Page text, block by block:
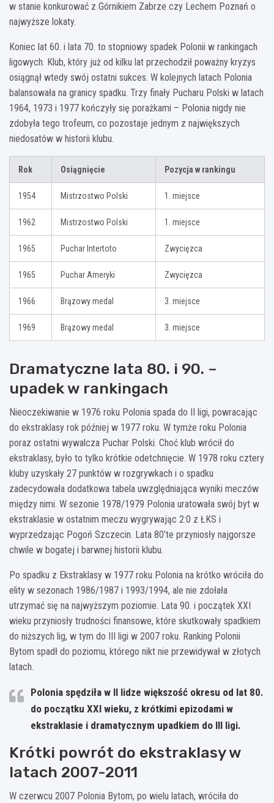
w stanie konkurować z Górnikiem Zabrze czy Lechem Poznań o
najwyższe lokaty.
Koniec lat 60. i lata 70. to stopniowy spadek Polonii w rankingach
ligowych. Klub, który już od kilku lat przechodził poważny kryzys
osiągnął wtedy swój ostatni sukces. W kolejnych latach Polonia
balansowała na granicy spadku. Trzy finały Pucharu Polski w latach
1964, 1973 i 1977 kończyły się porażkami – Polonia nigdy nie
zdobyła tego trofeum, co pozostaje jednym z największych
niedosatów w historii klubu.
Rok Osiągnięcie Pozycja w rankingu
1954 Mistrzostwo Polski 1. miejsce
1962 Mistrzostwo Polski 1. miejsce
1965 Puchar Intertoto Zwycięzca
1965 Puchar Ameryki Zwycięzca
1966 Brązowy medal 3. miejsce
1969 Brązowy medal 3. miejsce
Dramatyczne lata 80. i 90. –
upadek w rankingach
Nieoczekiwanie w 1976 roku Polonia spada do II ligi, powracając
do ekstraklasy rok później w 1977 roku. W tymże roku Polonia
poraz ostatni wywalcza Puchar Polski. Choć klub wrócił do
ekstraklasy, było to tylko krótkie odetchnięcie. W 1978 roku cztery
kluby uzyskały 27 punktów w rozgrywkach i o spadku
zadecydowała dodatkowa tabela uwzględniająca wyniki meczów
między nimi. W sezonie 1978/1979 Polonia uratowała swój byt w
ekstraklasie w ostatnim meczu wygrywając 2:0 z ŁKS i
wyprzedzając Pogoń Szczecin. Lata 80’te przyniosły najgorsze
chwile w bogatej i barwnej historii klubu.
Po spadku z Ekstraklasy w 1977 roku Polonia na krótko wróciła do
elity w sezonach 1986/1987 i 1993/1994, ale nie zdołała
utrzymać się na najwyższym poziomie. Lata 90. i początek XXI
wieku przyniosły trudności finansowe, które skutkowały spadkiem
do niższych lig, w tym do III ligi w 2007 roku. Ranking Polonii
Bytom spadł do poziomu, którego nikt nie przewidywał w złotych
latach.
Polonia spędziła w II lidze większość okresu od lat 80.
do początku XXI wieku, z krótkimi epizodami w
ekstraklasie i dramatycznym upadkiem do III ligi.
Krótki powrót do ekstraklasy w
latach 2007-2011
W czerwcu 2007 Polonia Bytom, po wielu latach, wróciła do